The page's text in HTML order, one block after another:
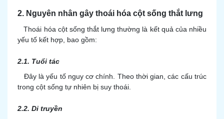
2. Nguyên nhân gây thoái hóa cột sống thắt lưng
Thoái hóa cột sống thắt lưng thường là kết quả của nhiều
yếu tố kết hợp, bao gồm:
2.1. Tuổi tác
Đây là yếu tố nguy cơ chính. Theo thời gian, các cấu trúc
trong cột sống tự nhiên bị suy thoái.
2.2. Di truyền